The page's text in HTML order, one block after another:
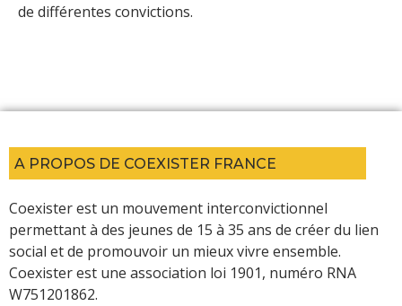
de différentes convictions.
A PROPOS DE COEXISTER FRANCE
Coexister est un mouvement interconvictionnel
permettant à des jeunes de 15 à 35 ans de créer du lien
social et de promouvoir un mieux vivre ensemble.
Coexister est une association loi 1901, numéro RNA
W751201862.